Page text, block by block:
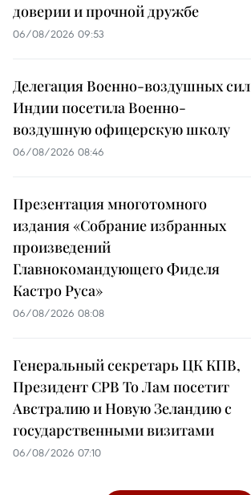
доверии и прочной дружбе
06/08/2026 09:53
Делегация Военно-воздушных сил
Индии посетила Военно-
воздушную офицерскую школу
06/08/2026 08:46
Презентация многотомного
издания «Собрание избранных
произведений
Главнокомандующего Фиделя
Кастро Руса»
06/08/2026 08:08
Генеральный секретарь ЦК КПВ,
Президент СРВ То Лам посетит
Австралию и Новую Зеландию с
государственными визитами
06/08/2026 07:10